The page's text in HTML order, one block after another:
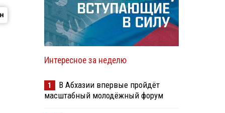
Интересное за неделю
1
В Абхазии впервые пройдёт
масштабный молодёжный форум